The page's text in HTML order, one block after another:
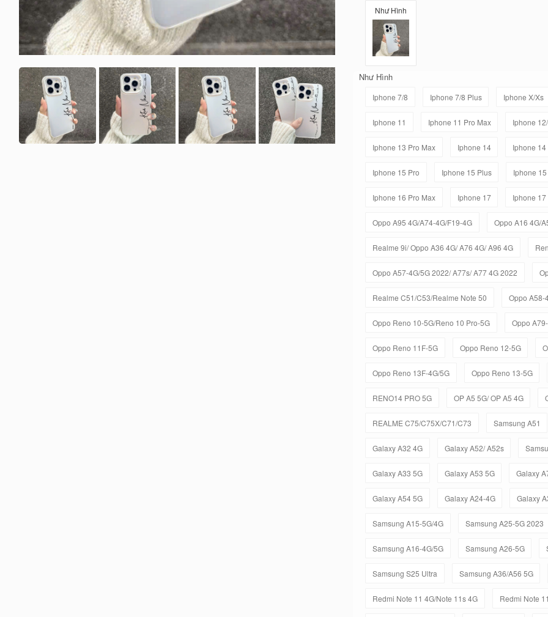
Như Hình
Như Hình
Iphone 7/8 Iphone 7/8 Plus Iphone X/Xs
Iphone 11 Iphone 11 Pro Max Iphone
Iphone 13 Pro Max Iphone 14 Iphone 14
Iphone 15 Pro Iphone 15 Plus Iphone
Iphone 16 Pro Max Iphone 17 Iphone 17
Oppo A95 4G/A74-4G/F19-4G Oppo A16 4G/
Realme 9i/ Oppo A36 4G/ A76 4G/ A96 4G
Oppo A57-4G/5G 2022/ A77s/ A77 4G 2022
Realme C51/C53/Realme Note 50 Oppo A58-
Oppo Reno 10-5G/Reno 10 Pro-5G Oppo
Oppo Reno 11F-5G Oppo Reno 12-5G
Oppo Reno 13F-4G/5G Oppo Reno 13-5G
RENO14 PRO 5G OP A5 5G/ OP A5 4G
REALME C75/C75X/C71/C73 Samsung A51
Galaxy A32 4G Galaxy A52/ A52s
Galaxy A33 5G Galaxy A53 5G Galaxy
Galaxy A54 5G Galaxy A24-4G Galaxy
Samsung A15-5G/4G Samsung A25-5G 2023
Samsung A16-4G/5G Samsung A26-5G
Samsung S25 Ultra Samsung A36/A56 5G
Redmi Note 11 4G/Note 11s 4G Redmi Note